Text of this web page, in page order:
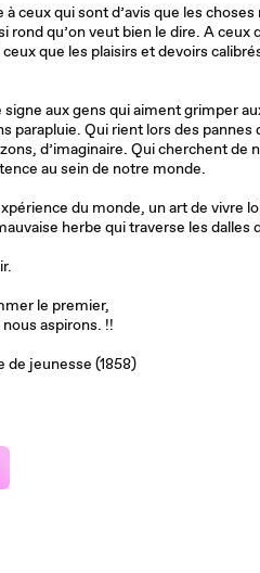
à ceux qui sont d’avis que les
rond qu’on veut bien le dire. A ceux
ceux que les plaisirs et devoirs
signe aux gens qui aiment grimper
parapluie. Qui rient lors des pannes
d’imaginaire. Qui cherchent de
au sein de notre monde.
du monde, un art de vivre
herbe qui traverse les dalles
le premier,
aspirons. !!
de jeunesse (1858)